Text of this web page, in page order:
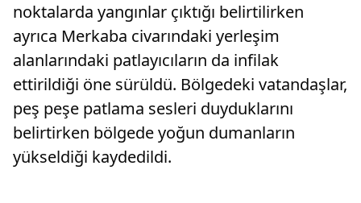
noktalarda yangınlar çıktığı belirtilirken
ayrıca Merkaba civarındaki yerleşim
alanlarındaki patlayıcıların da infilak
ettirildiği öne sürüldü. Bölgedeki vatandaşlar,
peş peşe patlama sesleri duyduklarını
belirtirken bölgede yoğun dumanların
yükseldiği kaydedildi.